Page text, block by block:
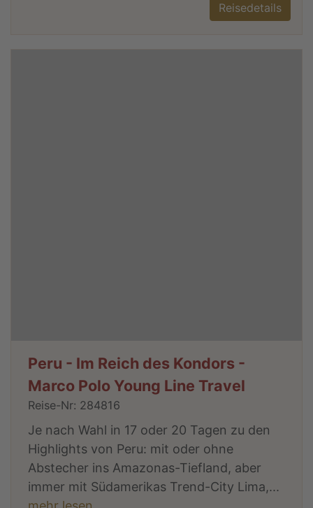
Reisedetails
Peru - Im Reich des Kondors -
Marco Polo Young Line Travel
Reise-Nr: 284816
Je nach Wahl in 17 oder 20 Tagen zu den
Highlights von Peru: mit oder ohne
Abstecher ins Amazonas-Tiefland, aber
immer mit Südamerikas Trend-City Lima,...